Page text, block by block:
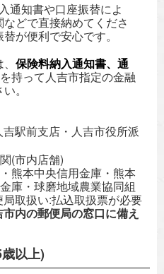
通知書や口座振替によ
どで直接納めてくださ
が便利で安心です。
保険料納入通知書、通
持って人吉市指定の金融
。
駅前支店・人吉市役所派
(市内店舗)
熊本中央信用金庫・熊本
庫・球磨地域農業協同組
取扱い:払込取扱票が必要
内の郵便局の窓口に備え
以上)